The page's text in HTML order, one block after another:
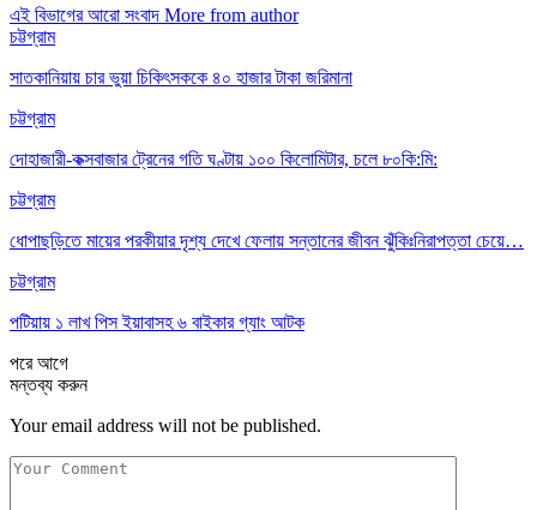
এই বিভাগের আরো সংবাদ More from author
চট্টগ্রাম
সাতকানিয়ায় চার ভুয়া চিকিৎসককে ৪০ হাজার টাকা জরিমানা
চট্টগ্রাম
দোহাজারী-কক্সবাজার ট্রেনের গতি ঘণ্টায় ১০০ কিলোমিটার, চলে ৮০কি:মি:
চট্টগ্রাম
ধোপাছড়িতে মায়ের পরকীয়ার দৃশ্য দেখে ফেলায় সন্তানের জীবন ঝুঁকিঃনিরাপত্তা চেয়ে…
চট্টগ্রাম
পটিয়ায় ১ লাখ পিস ইয়াবাসহ ৬ বাইকার গ্যাং আটক
পরেআগে
মন্তব্য করুন
Your email address will not be published.